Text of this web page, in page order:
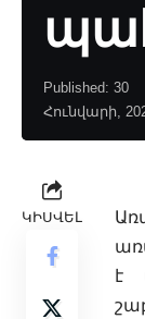
Published: 30
Հունվարի,
ԿԻՍՎԵԼ
է